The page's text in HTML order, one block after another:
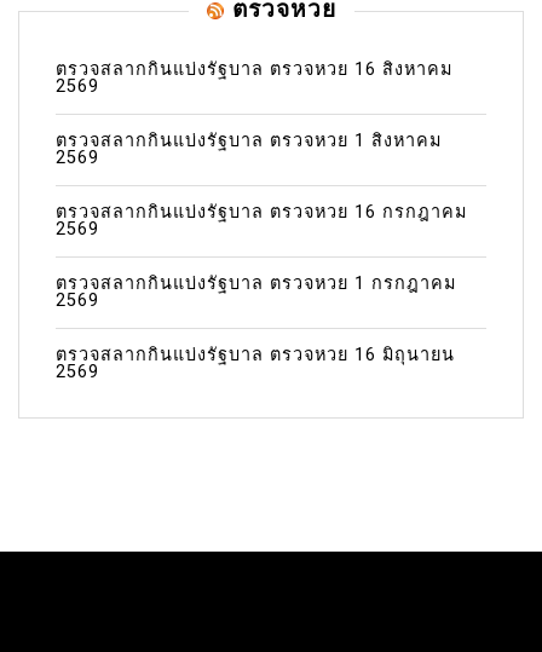
ตรวจหวย
ตรวจสลากกินแบ่งรัฐบาล ตรวจหวย 16 สิงหาคม
2569
ตรวจสลากกินแบ่งรัฐบาล ตรวจหวย 1 สิงหาคม
2569
ตรวจสลากกินแบ่งรัฐบาล ตรวจหวย 16 กรกฎาคม
2569
ตรวจสลากกินแบ่งรัฐบาล ตรวจหวย 1 กรกฎาคม
2569
ตรวจสลากกินแบ่งรัฐบาล ตรวจหวย 16 มิถุนายน
2569